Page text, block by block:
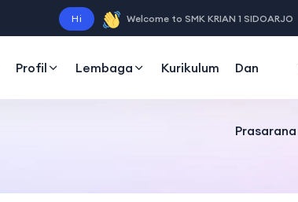
Hi Welcome to SMK KRIAN 1 SIDOARJO
Profil Lembaga Kurikulum Dan
Prasarana